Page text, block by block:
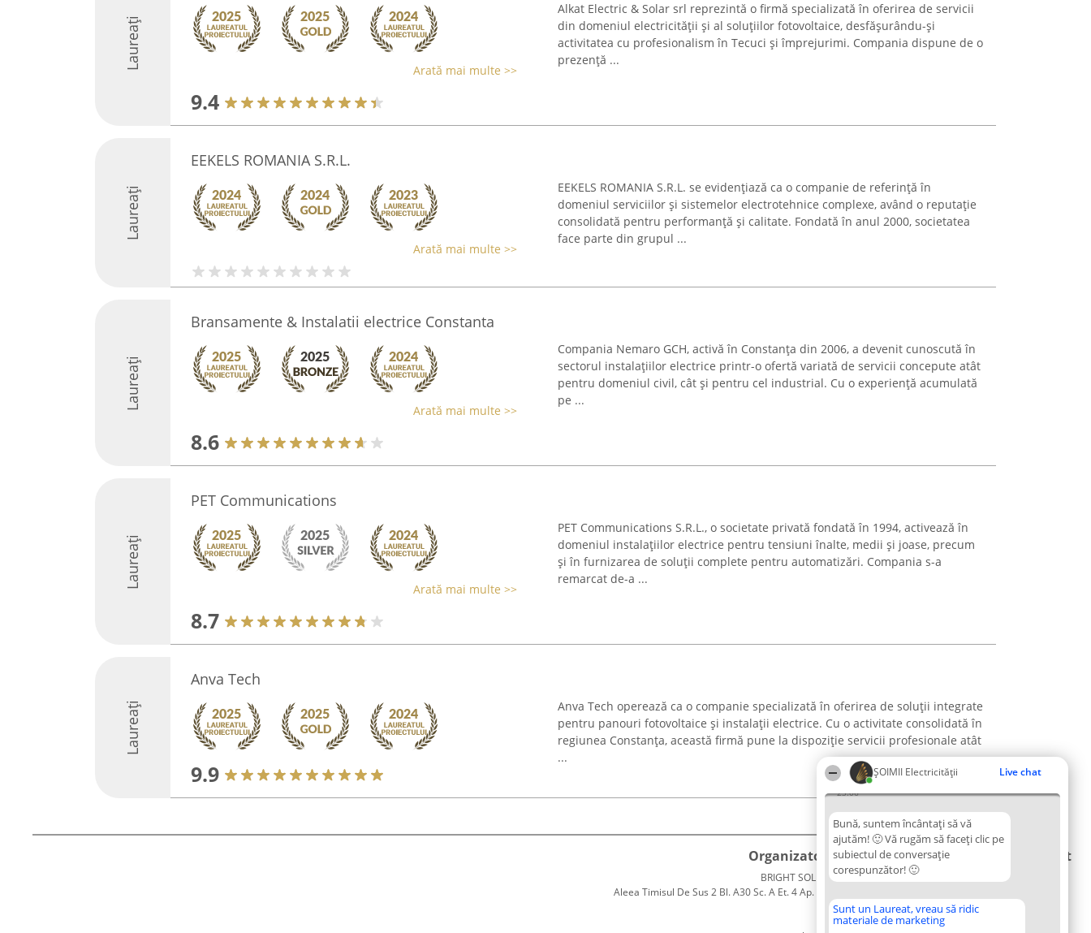
ȘOIMII Electricității Live chat
23:06
Bună, suntem încântați să vă
ajutăm! 🙂 Vă rugăm să faceți clic pe
subiectul de conversație
corespunzător! 🙂
Sunt un Laureat, vreau să ridic
materiale de marketing
Laureați Arată mai multe >>
9.4
Alkat Electric & Solar srl reprezintă o firmă specializată în oferirea de servicii
din domeniul electricității și al soluțiilor fotovoltaice, desfășurându-și
activitatea cu profesionalism în Tecuci și împrejurimi. Compania dispune de o
prezență ...
Laureați
EEKELS ROMANIA S.R.L.
Arată mai multe >>
EEKELS ROMANIA S.R.L. se evidențiază ca o companie de referință în
domeniul serviciilor și sistemelor electrotehnice complexe, având o reputație
consolidată pentru performanță și calitate. Fondată în anul 2000, societatea
face parte din grupul ...
Laureați
Bransamente & Instalatii electrice Constanta
Arată mai multe >>
8.6
Compania Nemaro GCH, activă în Constanța din 2006, a devenit cunoscută în
sectorul instalațiilor electrice printr-o ofertă variată de servicii concepute atât
pentru domeniul civil, cât și pentru cel industrial. Cu o experiență acumulată
pe ...
Laureați
PET Communications
Arată mai multe >>
8.7
PET Communications S.R.L., o societate privată fondată în 1994, activează în
domeniul instalațiilor electrice pentru tensiuni înalte, medii și joase, precum
și în furnizarea de soluții complete pentru automatizări. Compania s-a
remarcat de-a ...
Laureați
Anva Tech
9.9
Anva Tech operează ca o companie specializată în oferirea de soluții integrate
pentru panouri fotovoltaice și instalații electrice. Cu o activitate consolidată în
regiunea Constanța, această firmă pune la dispoziție servicii profesionale atât
...
Organizator Ranking
BRIGHT SOLUTIONS BR SRL
Aleea Timisul De Sus 2 Bl. A30 Sc. A Et. 4 Ap. 13 Cod 061952
București
CUI 36737675
Plebiscyt
Tuturor
Laureaților
Contact